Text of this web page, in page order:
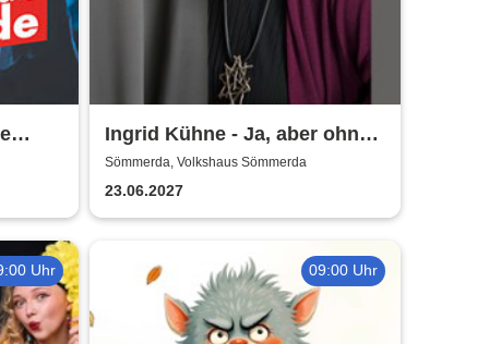
Ingrid Kühne - Ja, aber ohne
mich!
Sömmerda, Volkshaus Sömmerda
23.06.2027
Uhr 09:00 Uhr